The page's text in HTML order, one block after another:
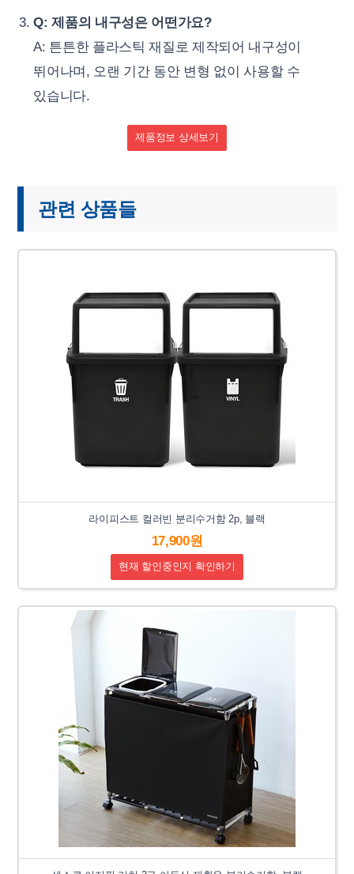
Q: 제품의 내구성은 어떤가요?
A: 튼튼한 플라스틱 재질로 제작되어 내구성이
뛰어나며, 오랜 기간 동안 변형 없이 사용할 수
있습니다.
제품정보 상세보기
관련 상품들
라이피스트 컬러빈 분리수거함 2p, 블랙
17,900원
현재 할인중인지 확인하기